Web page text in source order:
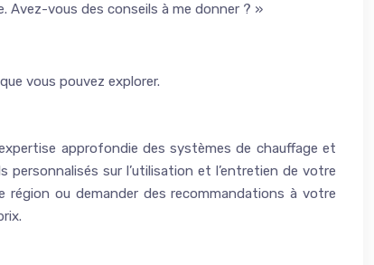
Avez-vous des conseils à me donner ? »
vous pouvez explorer.
approfondie des systèmes de chauffage et
sur l’utilisation et l’entretien de votre
région ou demander des recommandations à votre